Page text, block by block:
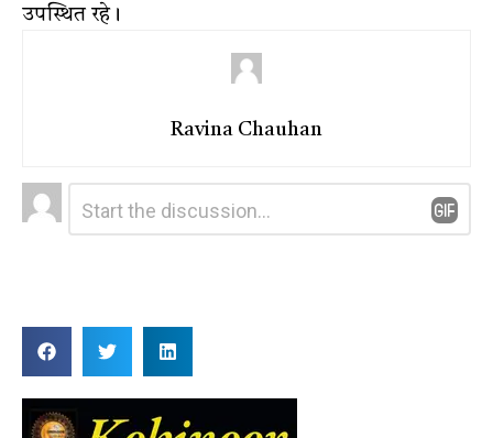
उपस्थित रहे।
Ravina Chauhan
Leave
a
Comment